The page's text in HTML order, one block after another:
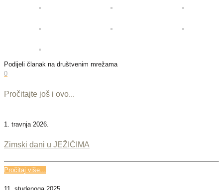
Podijeli članak na društvenim mrežama
0
Pročitajte još i ovo...
1. travnja 2026.
Zimski dani u JEŽIĆIMA
Pročitaj više...